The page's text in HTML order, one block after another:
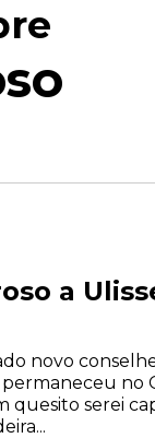
a
novo
no
quesito serei